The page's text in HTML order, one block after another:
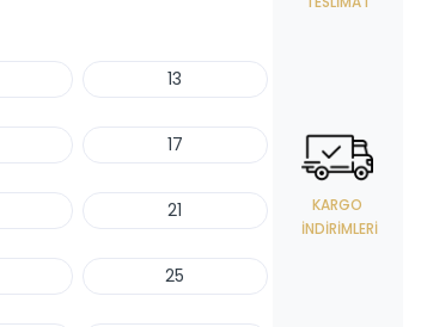
13
17
21
25
KARGO
İNDIRIMLERI